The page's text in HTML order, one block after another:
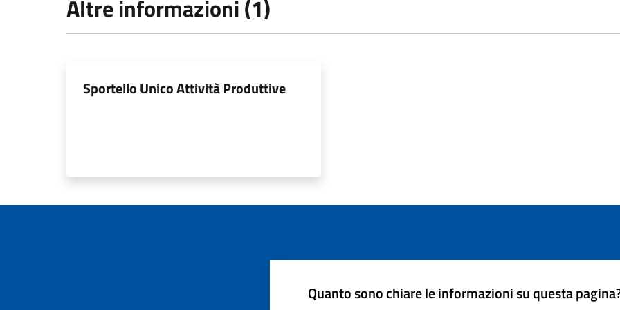
Altre informazioni (1)
Sportello Unico Attività Produttive
Quanto sono chiare le informazioni su questa